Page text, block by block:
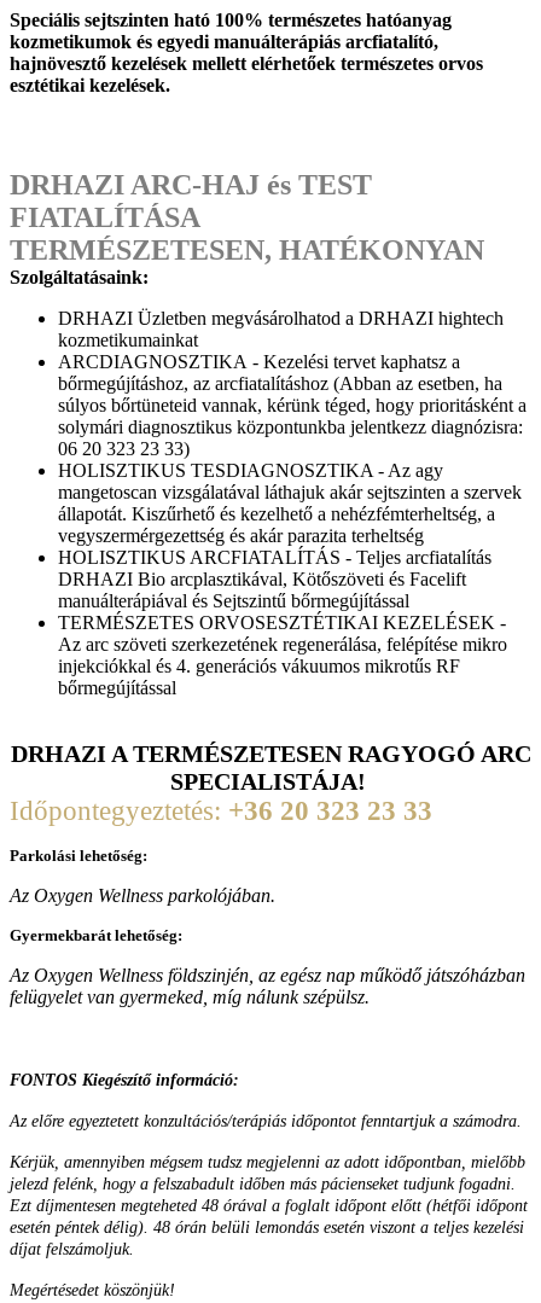
Speciális sejtszinten ható 100% természetes hatóanyag
kozmetikumok és egyedi manuálterápiás arcfiatalító,
hajnövesztő kezelések mellett elérhetőek természetes orvos
esztétikai kezelések.
DRHAZI ARC-HAJ és TEST
FIATALÍTÁSA
TERMÉSZETESEN, HATÉKONYAN
Szolgáltatásaink:
DRHAZI Üzletben megvásárolhatod a DRHAZI hightech
kozmetikumainkat
ARCDIAGNOSZTIKA - Kezelési tervet kaphatsz a
bőrmegújításhoz, az arcfiatalításhoz (Abban az esetben, ha
súlyos bőrtüneteid vannak, kérünk téged, hogy prioritásként a
solymári diagnosztikus központunkba jelentkezz diagnózisra:
06 20 323 23 33)
HOLISZTIKUS TESDIAGNOSZTIKA - Az agy
mangetoscan vizsgálatával láthajuk akár sejtszinten a szervek
állapotát. Kiszűrhető és kezelhető a nehézfémterheltség, a
vegyszermérgezettség és akár parazita terheltség
HOLISZTIKUS ARCFIATALÍTÁS - Teljes arcfiatalítás
DRHAZI Bio arcplasztikával, Kötőszöveti és Facelift
manuálterápiával és Sejtszintű bőrmegújítással
TERMÉSZETES ORVOSESZTÉTIKAI KEZELÉSEK -
Az arc szöveti szerkezetének regenerálása, felépítése mikro
injekciókkal és 4. generációs vákuumos mikrotűs RF
bőrmegújítással
DRHAZI A TERMÉSZETESEN RAGYOGÓ ARC
SPECIALISTÁJA!
Időpontegyeztetés: +36 20 323 23 33
Parkolási lehetőség:
Az Oxygen Wellness parkolójában.
Gyermekbarát lehetőség:
Az Oxygen Wellness földszinjén, az egész nap működő játszóházban
felügyelet van gyermeked, míg nálunk szépülsz.
FONTOS Kiegészítő információ:
Az előre egyeztetett konzultációs/terápiás időpontot fenntartjuk a számodra.
Kérjük, amennyiben mégsem tudsz megjelenni az adott időpontban, mielőbb
jelezd felénk, hogy a felszabadult időben más pácienseket tudjunk fogadni.
Ezt díjmentesen megteheted 48 órával a foglalt időpont előtt (hétfői időpont
esetén péntek délig). 48 órán belüli lemondás esetén viszont a teljes kezelési
díjat felszámoljuk.
Megértésedet köszönjük!